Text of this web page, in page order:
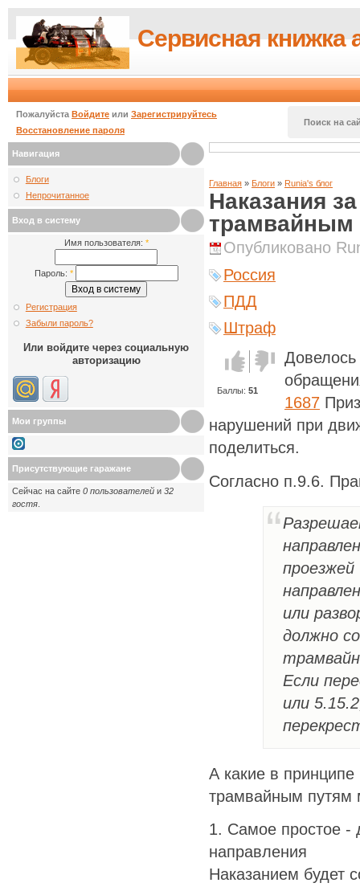
Сервисная книжка
Пожалуйста Войдите или Зарегистрируйтесь
Восстановление пароля
Поиск на
Навигация
Блоги
Непрочитанное
Вход в систему
Имя пользователя: *
Пароль: *
Регистрация
Забыли пароль?
Или войдите через социальную
авторизацию
Мои группы
Присутствующие гаражане
Сейчас на сайте 0 пользователей и 32
гостя
Главная » Блоги » Runia's блог
Наказания
трамвайным
Опубликовано
Россия
ПДД
Штраф
Голос за!Голос
против!
Баллы: 51
1687
нарушений при
поделиться.
Согласно п.9.6.
или
должно
Если
или
А какие в
трамвайным путям
1. Самое простое -
направления
Наказанием будет